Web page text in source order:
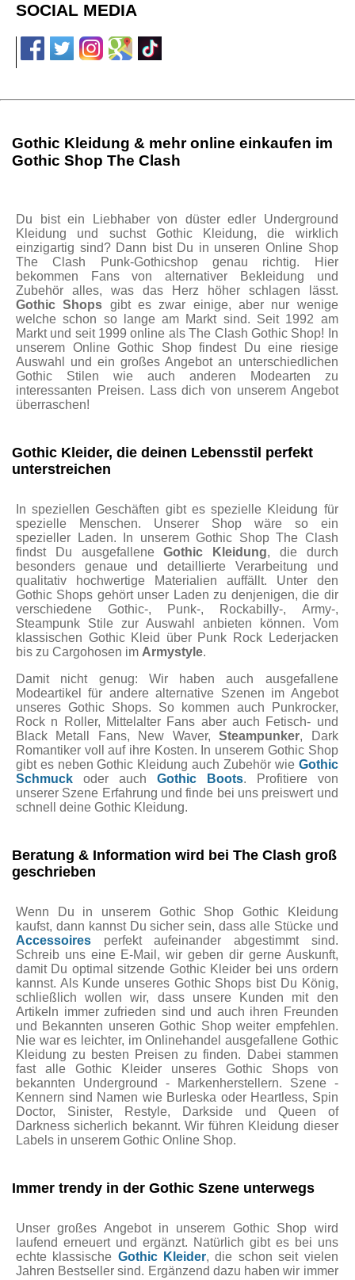
SOCIAL MEDIA
Gothic Kleidung & mehr online einkaufen im
Gothic Shop The Clash
Du bist ein Liebhaber von düster edler Underground
Kleidung und suchst Gothic Kleidung, die wirklich
einzigartig sind? Dann bist Du in unseren Online Shop
The Clash Punk-Gothicshop genau richtig. Hier
bekommen Fans von alternativer Bekleidung und
Zubehör alles, was das Herz höher schlagen lässt.
Gothic Shops gibt es zwar einige, aber nur wenige
welche schon so lange am Markt sind. Seit 1992 am
Markt und seit 1999 online als The Clash Gothic Shop! In
unserem Online Gothic Shop findest Du eine riesige
Auswahl und ein großes Angebot an unterschiedlichen
Gothic Stilen wie auch anderen Modearten zu
interessanten Preisen. Lass dich von unserem Angebot
überraschen!
Gothic Kleider, die deinen Lebensstil perfekt
unterstreichen
In speziellen Geschäften gibt es spezielle Kleidung für
spezielle Menschen. Unserer Shop wäre so ein
spezieller Laden. In unserem Gothic Shop The Clash
findst Du ausgefalleneGothic Kleidung, die durch
besonders genaue und detaillierte Verarbeitung und
qualitativ hochwertige Materialien auffällt. Unter den
Gothic Shops gehört unser Laden zu denjenigen, die dir
verschiedene Gothic-, Punk-, Rockabilly-, Army-,
Steampunk Stile zur Auswahl anbieten können. Vom
klassischen Gothic Kleid über Punk Rock Lederjacken
bis zu Cargohosen im Armystyle.
Damit nicht genug: Wir haben auch ausgefallene
Modeartikel für andere alternative Szenen im Angebot
unseres Gothic Shops. So kommen auch Punkrocker,
Rock n Roller, Mittelalter Fans aber auch Fetisch- und
Black Metall Fans, New Waver,Steampunker, Dark
Romantiker voll auf ihre Kosten. In unserem Gothic Shop
gibt es neben Gothic Kleidung auch Zubehör wie Gothic
Schmuck oder auch Gothic Boots. Profitiere von
unserer Szene Erfahrung und finde bei uns preiswert und
schnell deine Gothic Kleidung.
Beratung & Information wird bei The Clash groß
geschrieben
Wenn Du in unserem Gothic Shop Gothic Kleidung
kaufst, dann kannst Du sicher sein, dass alle Stücke und
Accessoires perfekt aufeinander abgestimmt sind.
Schreib uns eine E-Mail, wir geben dir gerne Auskunft,
damit Du optimal sitzende Gothic Kleider bei uns ordern
kannst. Als Kunde unseres Gothic Shops bist Du König,
schließlich wollen wir, dass unsere Kunden mit den
Artikeln immer zufrieden sind und auch ihren Freunden
und Bekannten unseren Gothic Shop weiter empfehlen.
Nie war es leichter, im Onlinehandel ausgefallene Gothic
Kleidung zu besten Preisen zu finden. Dabei stammen
fast alle Gothic Kleider unseres Gothic Shops von
bekannten Underground - Markenherstellern. Szene -
Kennern sind Namen wie Burleska oder Heartless, Spin
Doctor, Sinister, Restyle, Darkside und Queen of
Darkness sicherlich bekannt. Wir führen Kleidung dieser
Labels in unserem Gothic Online Shop.
Immer trendy in der Gothic Szene unterwegs
Unser großes Angebot in unserem Gothic Shop wird
laufend erneuert und ergänzt. Natürlich gibt es bei uns
echte klassische Gothic Kleider, die schon seit vielen
Jahren Bestseller sind. Ergänzend dazu haben wir immer